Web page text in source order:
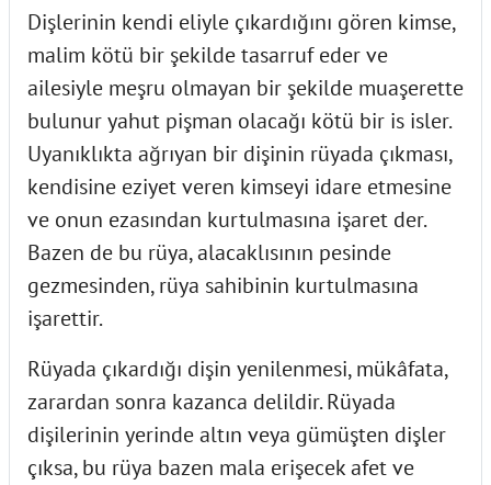
Dişlerinin kendi eliyle çıkardığını gören kimse,
malim kötü bir şekilde tasarruf eder ve
ailesiyle meşru olmayan bir şekilde muaşerette
bulunur yahut pişman olacağı kötü bir is isler.
Uyanıklıkta ağrıyan bir dişinin rüyada çıkması,
kendisine eziyet veren kimseyi idare etmesine
ve onun ezasından kurtulmasına işaret der.
Bazen de bu rüya, alacaklısının pesinde
gezmesinden, rüya sahibinin kurtulmasına
işarettir.
Rüyada çıkardığı dişin yenilenmesi, mükâfata,
zarardan sonra kazanca delildir. Rüyada
dişilerinin yerinde altın veya gümüşten dişler
çıksa, bu rüya bazen mala erişecek afet ve